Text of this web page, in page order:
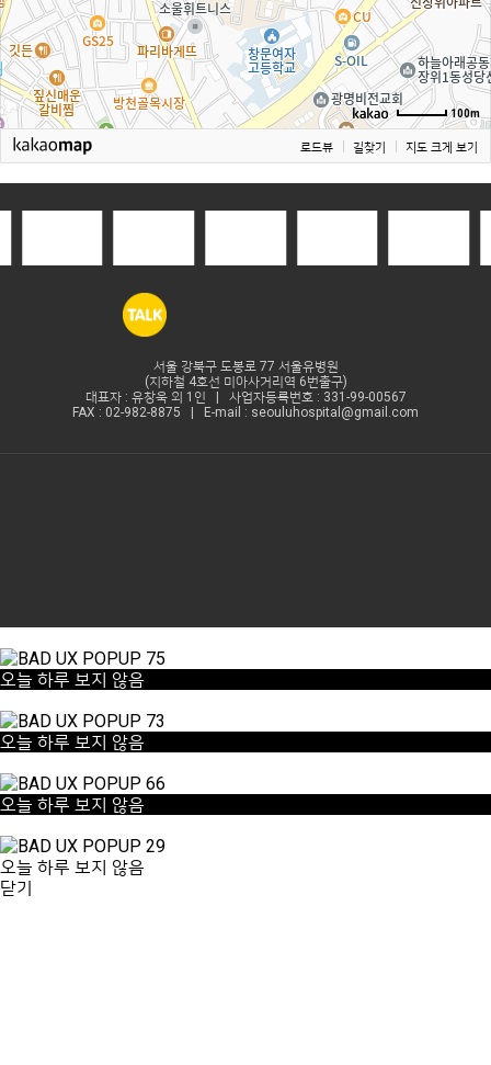
100m
로드뷰 길찾기 지도 크게 보기
서울 강북구 도봉로 77 서울유병원
(지하철 4호선 미아사거리역 6번출구)
대표자 : 유창욱 외 1인 | 사업자등록번호 : 331-99-00567
FAX : 02-982-8875 | E-mail : seouluhospital@gmail.com
오늘 하루 보지 않음
오늘 하루 보지 않음
오늘 하루 보지 않음
오늘 하루 보지 않음
닫기